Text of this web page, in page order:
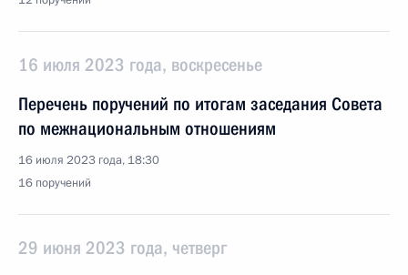
16 июля 2023 года, воскресенье
Перечень поручений по итогам заседания Совета
по межнациональным отношениям
16 июля 2023 года, 18:30
16 поручений
29 июня 2023 года, четверг